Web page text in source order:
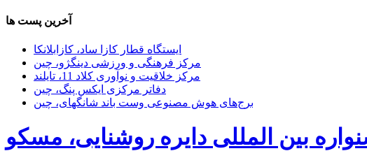
آخرین پست ها
ایستگاه قطار کازا ساد، کازابلانکا
مرکز فرهنگی و ورزشی دینگژو، چین
مرکز خلاقیت و نوآوری کلاد 11، تایلند
دفاتر مرکزی ایکس پنگ، چین
برج‌های هوش مصنوعی وست باند شانگهای، چین
بین المللی دایره روشنایی، مسکو